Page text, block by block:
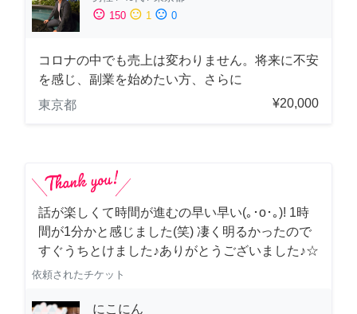
sentiment_satisfied 150 sentiment_neutral 1 sentiment_dissatisfied 0
コロナの中でも売上は変わりません。将来に不安
を感じ、副業を始めたい方、さらに
東京都
¥20,000
話が楽しくて時間が進むの早い早い(｡･о･｡)! 1時
間が1分かと感じました(笑) 凄く明るかったので
すぐうちとけました♪ありがとうございました♪☆
依頼されたチケット
にこにん